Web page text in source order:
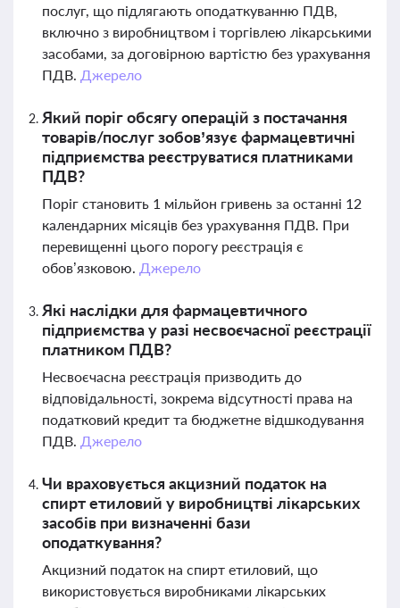
послуг, що підлягають оподаткуванню ПДВ,
включно з виробництвом і торгівлею лікарськими
засобами, за договірною вартістю без урахування
ПДВ. Джерело
Який поріг обсягу операцій з постачання
товарів/послуг зобов’язує фармацевтичні
підприємства реєструватися платниками
ПДВ?
Поріг становить 1 мільйон гривень за останні 12
календарних місяців без урахування ПДВ. При
перевищенні цього порогу реєстрація є
обов’язковою. Джерело
Які наслідки для фармацевтичного
підприємства у разі несвоєчасної реєстрації
платником ПДВ?
Несвоєчасна реєстрація призводить до
відповідальності, зокрема відсутності права на
податковий кредит та бюджетне відшкодування
ПДВ. Джерело
Чи враховується акцизний податок на
спирт етиловий у виробництві лікарських
засобів при визначенні бази
оподаткування?
Акцизний податок на спирт етиловий, що
використовується виробниками лікарських